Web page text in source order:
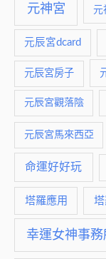
元神宮 元
元辰宮dcard
元辰宮房子
元辰宮觀落陰
元辰宮馬來西亞
命運好好玩
塔羅應用
幸運女神事務